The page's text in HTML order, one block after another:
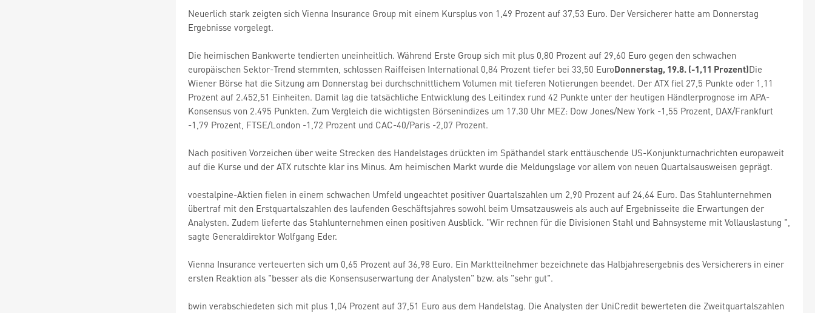
Neuerlich stark zeigten sich Vienna Insurance Group mit einem Kursplus von 1,49 Prozent auf 37,53 Euro. Der Versicherer hatte am Donnerstag
Ergebnisse vorgelegt.
Die heimischen Bankwerte tendierten uneinheitlich. Während Erste Group sich mit plus 0,80 Prozent auf 29,60 Euro gegen den schwachen
europäischen Sektor-Trend stemmten, schlossen Raiffeisen International 0,84 Prozent tiefer bei 33,50 EuroDonnerstag, 19.8. (-1,11 Prozent)Die
Wiener Börse hat die Sitzung am Donnerstag bei durchschnittlichem Volumen mit tieferen Notierungen beendet. Der ATX fiel 27,5 Punkte oder 1,11
Prozent auf 2.452,51 Einheiten. Damit lag die tatsächliche Entwicklung des Leitindex rund 42 Punkte unter der heutigen Händlerprognose im APA-
Konsensus von 2.495 Punkten. Zum Vergleich die wichtigsten Börsenindizes um 17.30 Uhr MEZ: Dow Jones/New York -1,55 Prozent, DAX/Frankfurt
-1,79 Prozent, FTSE/London -1,72 Prozent und CAC-40/Paris -2,07 Prozent.
Nach positiven Vorzeichen über weite Strecken des Handelstages drückten im Späthandel stark enttäuschende US-Konjunkturnachrichten europaweit
auf die Kurse und der ATX rutschte klar ins Minus. Am heimischen Markt wurde die Meldungslage vor allem von neuen Quartalsausweisen geprägt.
voestalpine-Aktien fielen in einem schwachen Umfeld ungeachtet positiver Quartalszahlen um 2,90 Prozent auf 24,64 Euro. Das Stahlunternehmen
übertraf mit den Erstquartalszahlen des laufenden Geschäftsjahres sowohl beim Umsatzausweis als auch auf Ergebnisseite die Erwartungen der
Analysten. Zudem lieferte das Stahlunternehmen einen positiven Ausblick. "Wir rechnen für die Divisionen Stahl und Bahnsysteme mit Vollauslastung ",
sagte Generaldirektor Wolfgang Eder.
Vienna Insurance verteuerten sich um 0,65 Prozent auf 36,98 Euro. Ein Marktteilnehmer bezeichnete das Halbjahresergebnis des Versicherers in einer
ersten Reaktion als "besser als die Konsensuserwartung der Analysten" bzw. als "sehr gut".
bwin verabschiedeten sich mit plus 1,04 Prozent auf 37,51 Euro aus dem Handelstag. Die Analysten der UniCredit bewerteten die Zweitquartalszahlen